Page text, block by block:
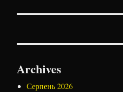
Archives
Серпень 2026